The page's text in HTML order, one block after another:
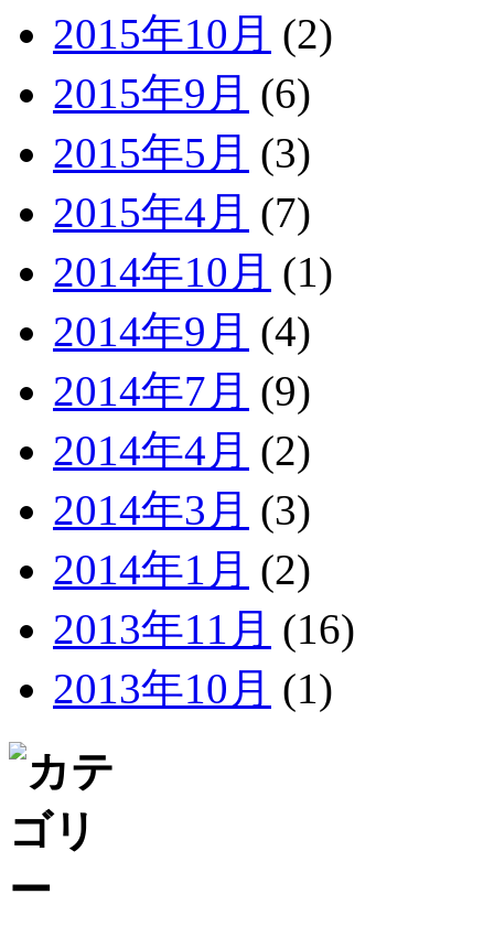
2015年10月 (2)
2015年9月 (6)
2015年5月 (3)
2015年4月 (7)
2014年10月 (1)
2014年9月 (4)
2014年7月 (9)
2014年4月 (2)
2014年3月 (3)
2014年1月 (2)
2013年11月 (16)
2013年10月 (1)